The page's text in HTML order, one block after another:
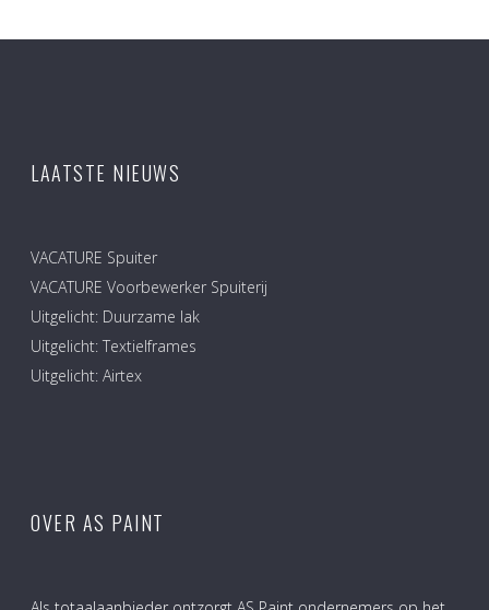
LAATSTE NIEUWS
VACATURE Spuiter
VACATURE Voorbewerker Spuiterij
Uitgelicht: Duurzame lak
Uitgelicht: Textielframes
Uitgelicht: Airtex
OVER AS PAINT